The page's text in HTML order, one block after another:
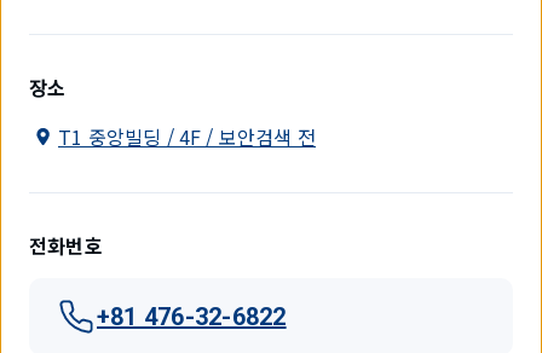
장소
T1 중앙빌딩 / 4F / 보안검색 전
전화번호
+81 476-32-6822